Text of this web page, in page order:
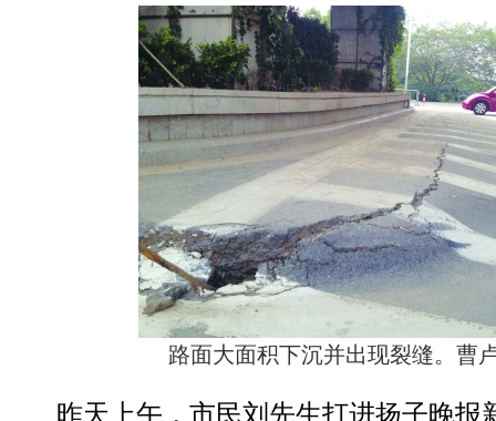
路面大面积下沉并出现裂缝。曹
昨天上午，市民刘先生打进扬子晚报